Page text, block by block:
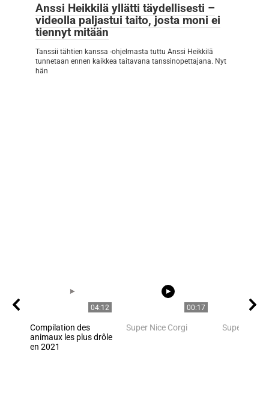
Anssi Heikkilä yllätti täydellisesti –
videolla paljastui taito, josta moni ei
tiennyt mitään
Tanssii tähtien kanssa -ohjelmasta tuttu Anssi Heikkilä
tunnetaan ennen kaikkea taitavana tanssinopettajana. Nyt
hän
04:12
Compilation des
animaux les plus drôle
en 2021
00:17
Super Nice Corgi Super Nice